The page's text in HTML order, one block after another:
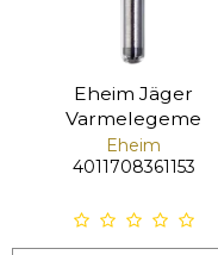
Eheim Jäger
Varmelegeme
Eheim
4011708361153